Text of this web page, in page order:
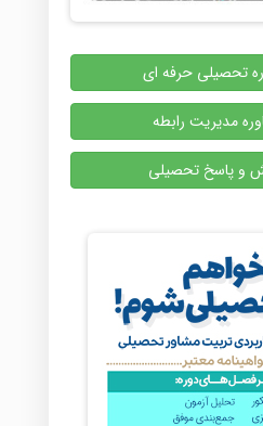
تحصیلی حرفه ای
مدیریت رابطه
و پاسخ تحصیلی